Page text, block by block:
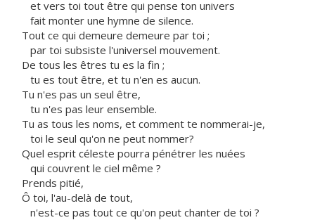
et vers toi tout être qui pense ton univers
fait monter une hymne de silence.
Tout ce qui demeure demeure par toi ;
par toi subsiste l'universel mouvement.
De tous les êtres tu es la fin ;
tu es tout être, et tu n'en es aucun.
Tu n'es pas un seul être,
tu n'es pas leur ensemble.
Tu as tous les noms, et comment te nommerai-je,
toi le seul qu'on ne peut nommer?
Quel esprit céleste pourra pénétrer les nuées
qui couvrent le ciel même ?
Prends pitié,
Ô toi, l'au-delà de tout,
n'est-ce pas tout ce qu'on peut chanter de toi ?